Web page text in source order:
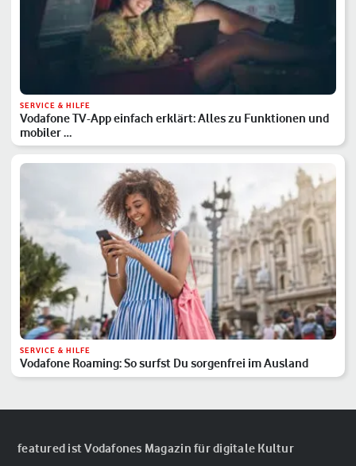
SERVICE & HILFE
Vodafone TV-App einfach erklärt: Alles zu Funktionen und
mobiler …
SERVICE & HILFE
Vodafone Roaming: So surfst Du sorgenfrei im Ausland
featured ist Vodafones Magazin für digitale Kultur